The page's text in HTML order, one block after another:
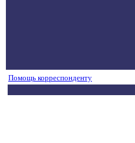
Помощь корреспонденту